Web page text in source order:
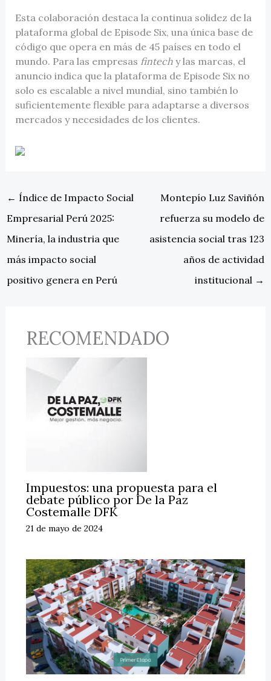
Esta colaboración destaca la continua solidez de la
plataforma global de Episode Six, una única base de
código que opera en más de 45 países en todo el
mundo. Para las empresas fintechy las marcas, el
anuncio indica que la plataforma de Episode Six no
solo es escalable a nivel mundial, sino también lo
suficientemente flexible para adaptarse a diversos
mercados y necesidades de los clientes.
← Índice de Impacto Social
Empresarial Perú 2025:
Minería, la industria que
más impacto social
positivo genera en Perú
Montepío Luz Saviñón
refuerza su modelo de
asistencia social tras 123
años de actividad
institucional →
RECOMENDADO
Impuestos: una propuesta para el
debate público por De la Paz
Costemalle DFK
21 de mayo de 2024